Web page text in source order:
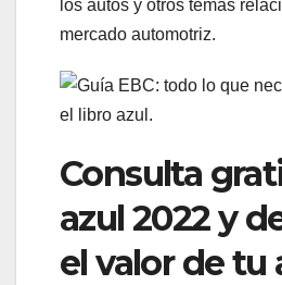
los autos y otros temas
mercado automotriz.
Consulta
azul 2022 y
el valor de tu